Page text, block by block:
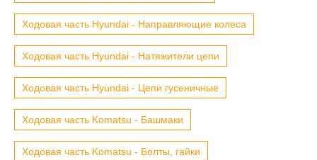
Ходовая часть Hyundai - Направляющие колеса
Ходовая часть Hyundai - Натяжители цепи
Ходовая часть Hyundai - Цепи гусеничные
Ходовая часть Komatsu - Башмаки
Ходовая часть Komatsu - Болты, гайки